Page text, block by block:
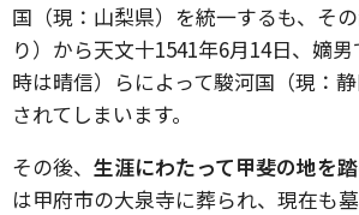
国（現：山梨県）を統一するも、そ
り）から天文十1541年6月14日、嫡
時は晴信）らによって駿河国（現：
されてしまいます。
その後、 生涯にわたって甲斐の地を
は甲府市の大泉寺に葬られ、現在も